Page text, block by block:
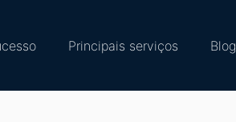
Principais serviços Blog